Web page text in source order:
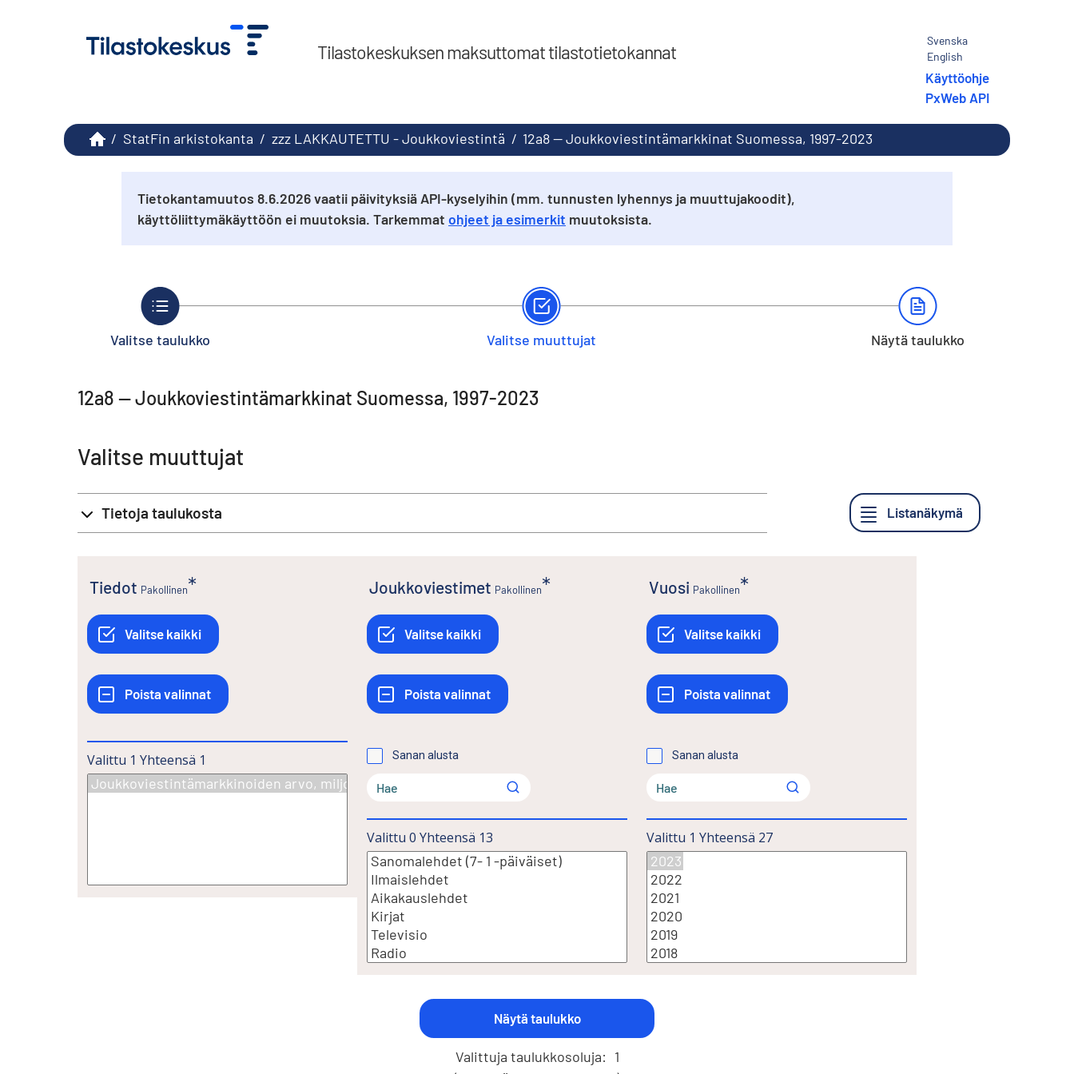
Tilastokeskuksen maksuttomat tilastotietokannat
Svenska
English
Käyttöohje
PxWeb API
/ StatFin arkistokanta / zzz LAKKAUTETTU - Joukkoviestintä / 12a8 -- Joukkoviestintämarkkinat Suomessa, 1997-2023
Tietokantamuutos 8.6.2026 vaatii päivityksiä API-kyselyihin (mm. tunnusten lyhennys ja muuttujakoodit),
käyttöliittymäkäyttöön ei muutoksia. Tarkemmat ohjeet ja esimerkit muutoksista.
Valitse taulukko Valitse muuttujat Näytä taulukko
12a8 -- Joukkoviestintämarkkinat Suomessa, 1997-2023
Valitse muuttujat
Tietoja taulukosta
Tiedot Pakollinen
Valittu 1 Yhteensä 1
Joukkoviestimet Pakollinen
Sanan alusta
Valittu 0 Yhteensä 13
Vuosi Pakollinen
Sanan alusta
Valittu 1 Yhteensä 27
Valittuja taulukkosoluja: 1